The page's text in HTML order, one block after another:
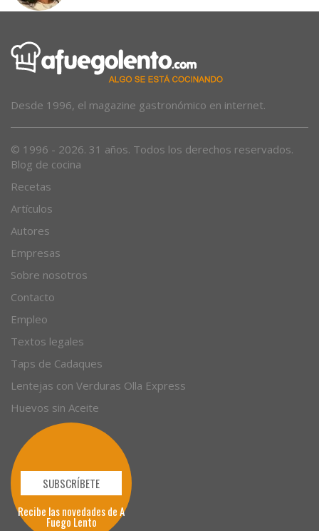
Desde 1996, el magazine gastronómico en internet.
© 1996 - 2026. 31 años. Todos los derechos reservados.
Blog de cocina
Recetas
Artículos
Autores
Empresas
Sobre nosotros
Contacto
Empleo
Textos legales
Taps de Cadaques
Lentejas con Verduras Olla Express
Huevos sin Aceite
SUBSCRÍBETE
Recibe las novedades de A
Fuego Lento